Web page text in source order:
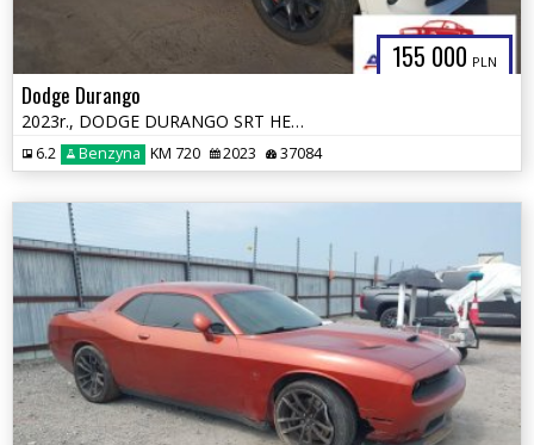
155 000 PLN
Dodge Durango
2023r., DODGE DURANGO SRT HELLCAT PREMIUM AWD, 6.2L, od ubezpieczalni
6.2 Benzyna KM 720 2023 37084